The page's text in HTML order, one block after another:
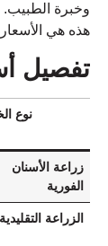
وخبرة الطبيب.
هذه هي الأسعار
تفصيل
نوع
زراعة الأسنان
الفورية
الزراعة التقليدية